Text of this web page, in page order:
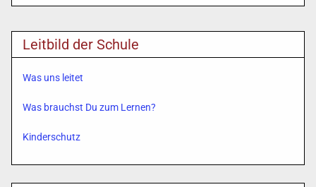
Leitbild der Schule
Was uns leitet
Was brauchst Du zum Lernen?
Kinderschutz